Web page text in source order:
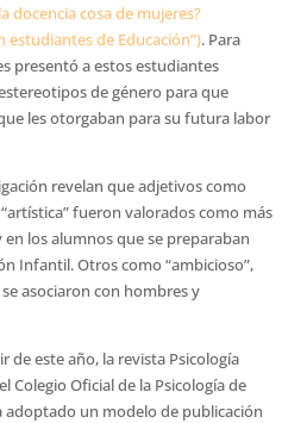
docencia cosa de mujeres?
estudiantes de Educación”). Para
presentó a estos estudiantes
de género para que
les otorgaban para su futura labor
revelan que adjetivos como
“artística” fueron valorados como más
los alumnos que se preparaban
Infantil. Otros como “ambicioso”,
asociaron con hombres y
de este año, la revista Psicología
Colegio Oficial de la Psicología de
adoptado un modelo de publicación